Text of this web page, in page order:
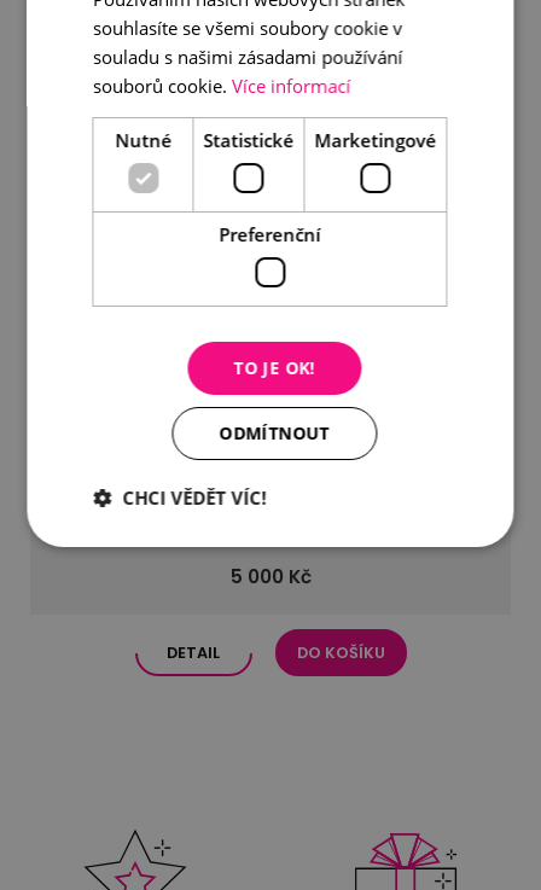
5 000 Kč
DETAIL DO KOŠÍKU
souhlasíte se všemi soubory cookie v
souladu s našimi zásadami používání
souborů cookie. Více informací
Nutné Statistické Marketingové
Preferenční
TO JE OK!
ODMÍTNOUT
CHCI VĚDĚT VÍC!